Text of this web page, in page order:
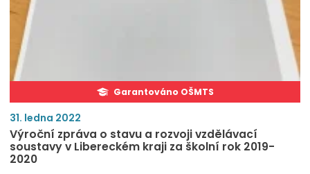
Garantováno OŠMTS
31. ledna 2022
Výroční zpráva o stavu a rozvoji vzdělávací
soustavy v Libereckém kraji za školní rok 2019-
2020